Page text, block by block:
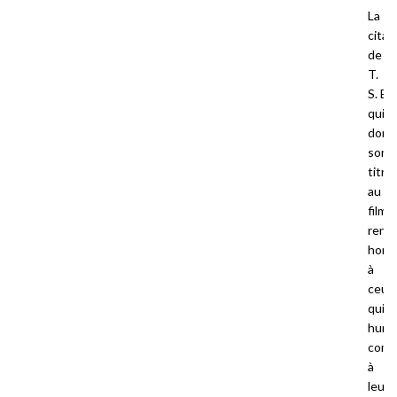
La
de
T.
S.
qui
son
titre
au
film
rend
à
ceux
qui
à
leur